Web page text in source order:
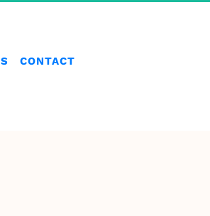
CONTACT